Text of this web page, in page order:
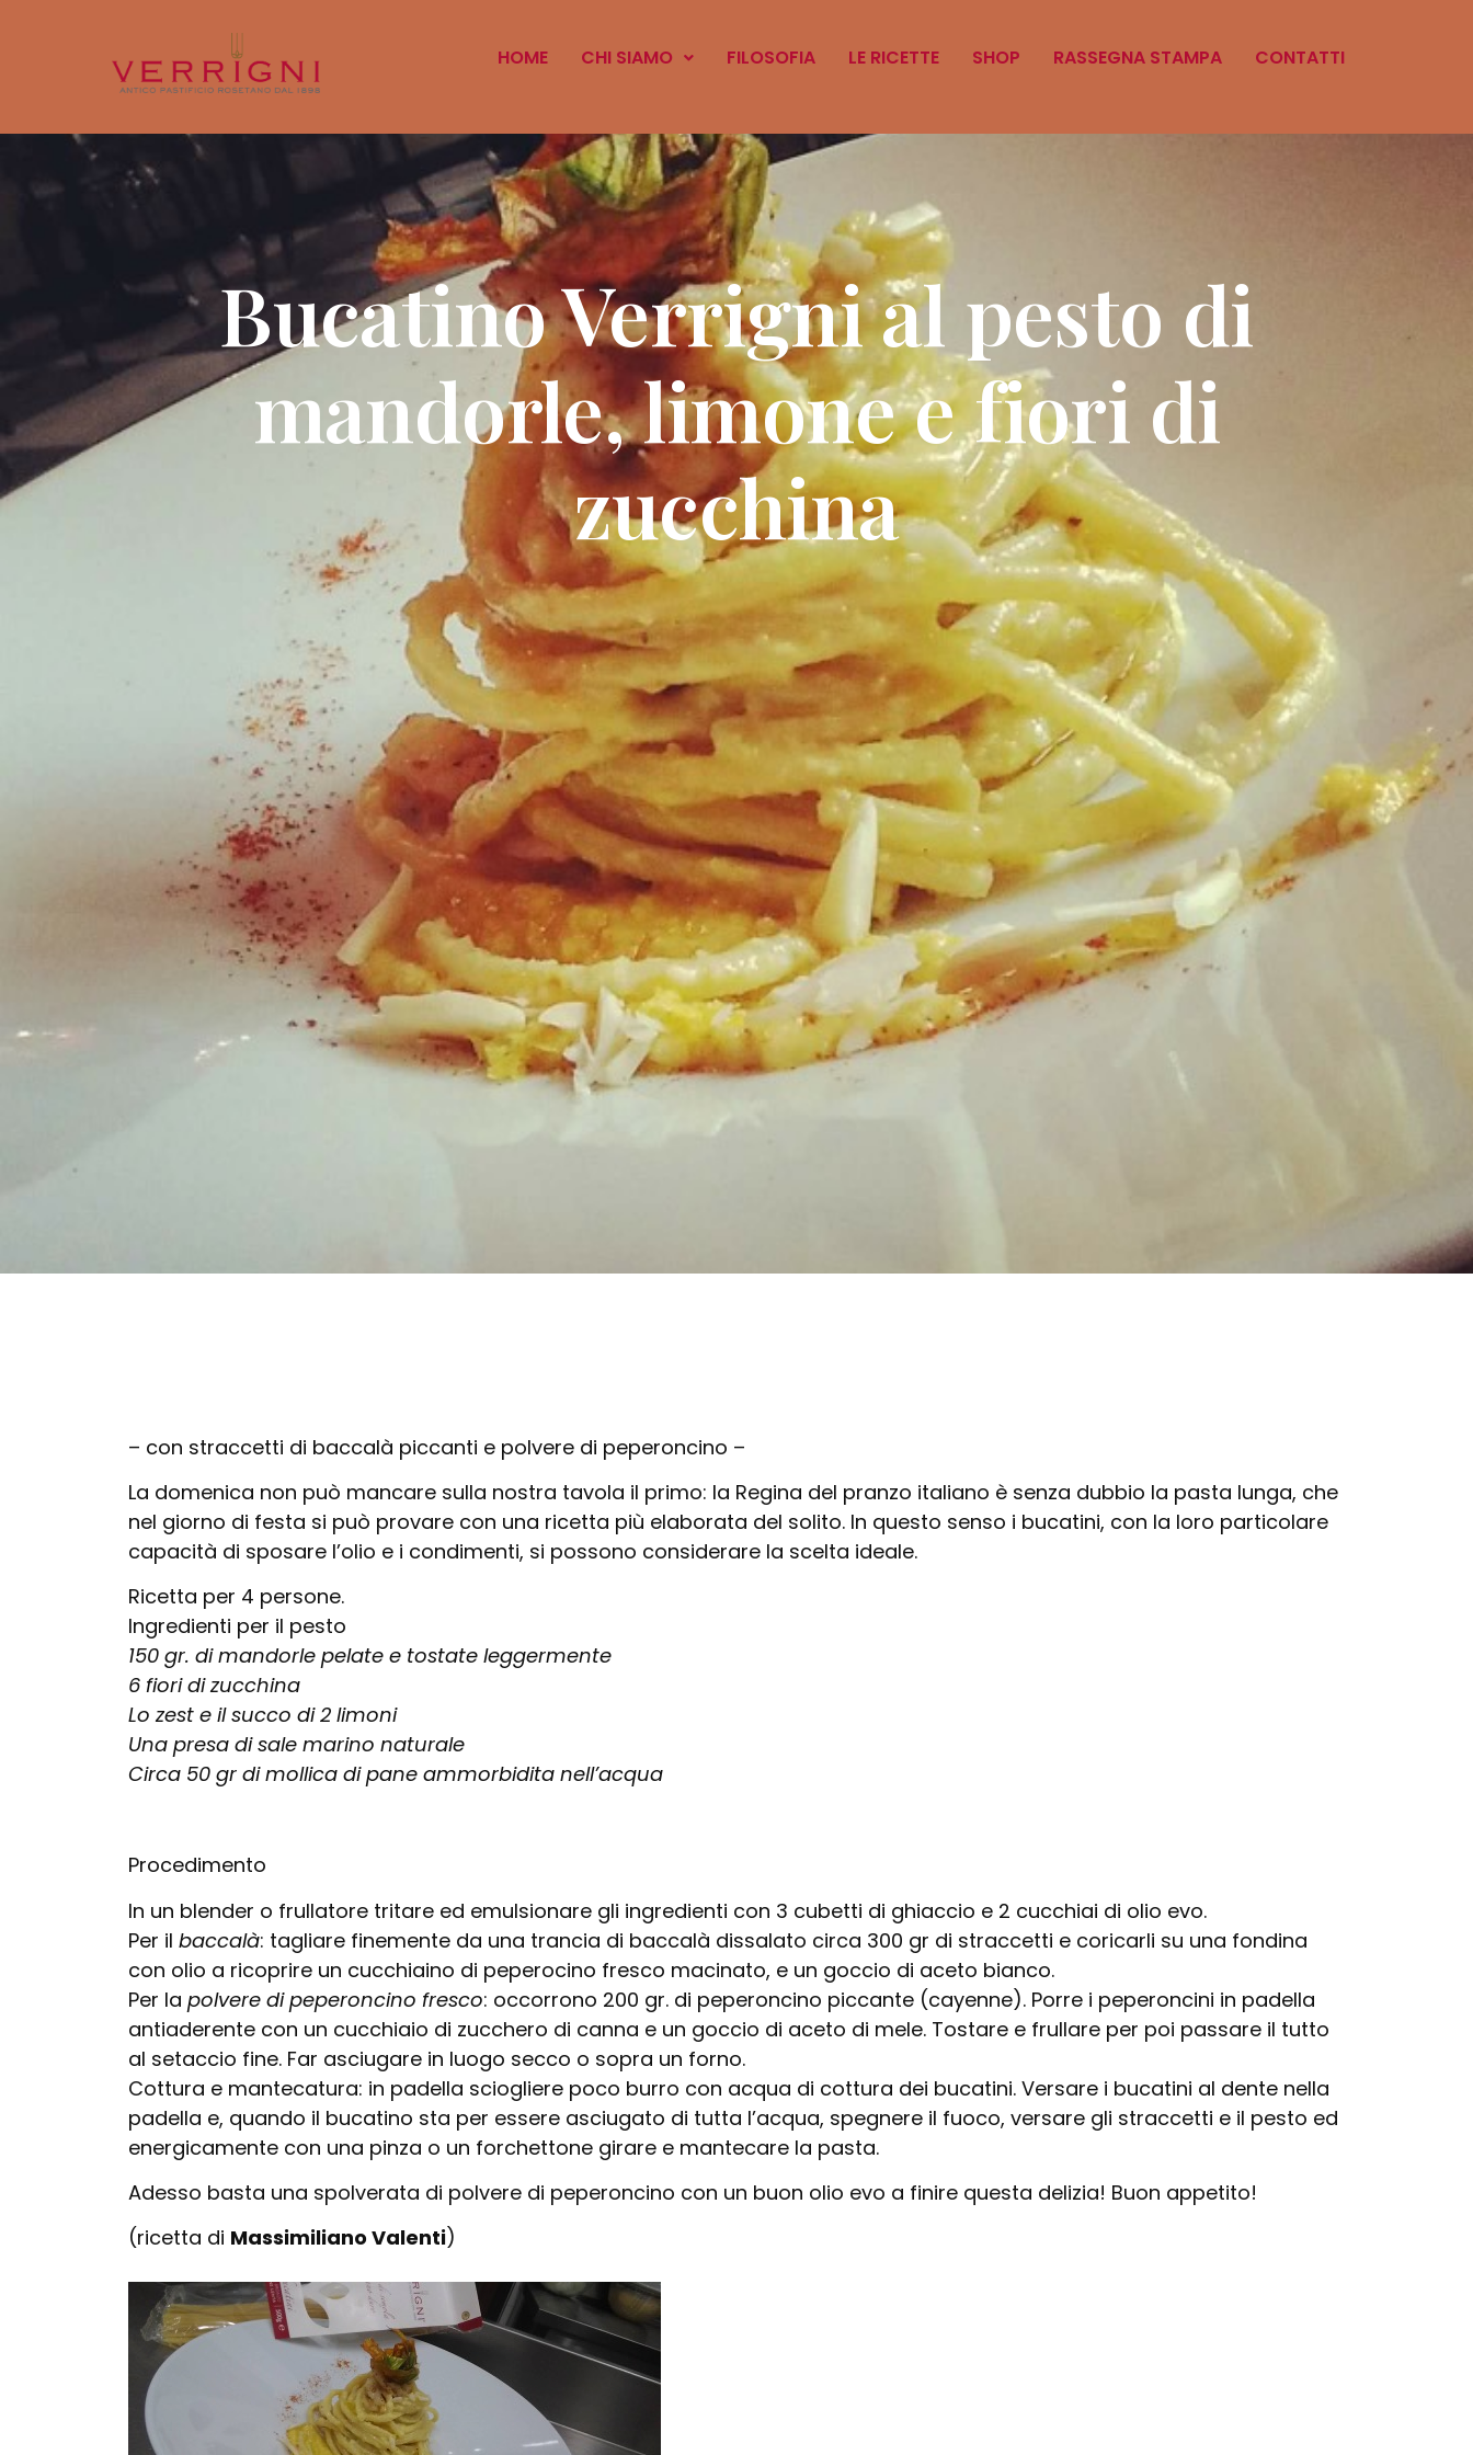
HOME CHI SIAMO FILOSOFIA LE RICETTE SHOP RASSEGNA STAMPA CONTATTI
Bucatino Verrigni al pesto di
mandorle, limone e fiori di
zucchina
– con straccetti di baccalà piccanti e polvere di peperoncino –
La domenica non può mancare sulla nostra tavola il primo: la Regina del pranzo italiano è senza dubbio la pasta lunga, che
nel giorno di festa si può provare con una ricetta più elaborata del solito. In questo senso i bucatini, con la loro particolare
capacità di sposare l’olio e i condimenti, si possono considerare la scelta ideale.
Ricetta per 4 persone.
Ingredienti per il pesto
150 gr. di mandorle pelate e tostate leggermente
6 fiori di zucchina
Lo zest e il succo di 2 limoni
Una presa di sale marino naturale
Circa 50 gr di mollica di pane ammorbidita nell’acqua
Procedimento
In un blender o frullatore tritare ed emulsionare gli ingredienti con 3 cubetti di ghiaccio e 2 cucchiai di olio evo.
Per il baccalà: tagliare finemente da una trancia di baccalà dissalato circa 300 gr di straccetti e coricarli su una fondina
con olio a ricoprire un cucchiaino di peperocino fresco macinato, e un goccio di aceto bianco.
Per la polvere di peperoncino fresco: occorrono 200 gr. di peperoncino piccante (cayenne). Porre i peperoncini in padella
antiaderente con un cucchiaio di zucchero di canna e un goccio di aceto di mele. Tostare e frullare per poi passare il tutto
al setaccio fine. Far asciugare in luogo secco o sopra un forno.
Cottura e mantecatura: in padella sciogliere poco burro con acqua di cottura dei bucatini. Versare i bucatini al dente nella
padella e, quando il bucatino sta per essere asciugato di tutta l’acqua, spegnere il fuoco, versare gli straccetti e il pesto ed
energicamente con una pinza o un forchettone girare e mantecare la pasta.
Adesso basta una spolverata di polvere di peperoncino con un buon olio evo a finire questa delizia! Buon appetito!
(ricetta di Massimiliano Valenti)